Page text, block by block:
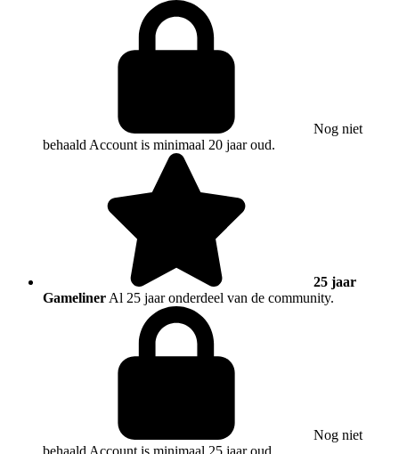
Nog niet
behaald Account is minimaal 20 jaar oud.
25 jaar
Gameliner Al 25 jaar onderdeel van de community.
Nog niet
behaald Account is minimaal 25 jaar oud.